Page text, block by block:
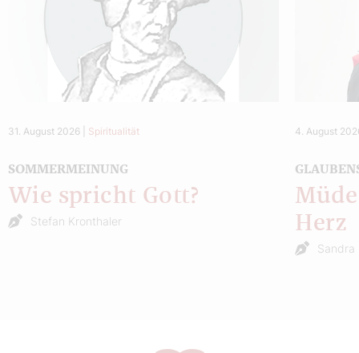
31. August 2026 Spiritualität
SOMMERMEINUNG
Wie spricht Gott?
Stefan Kronthaler
4. August
Herz
Sandra